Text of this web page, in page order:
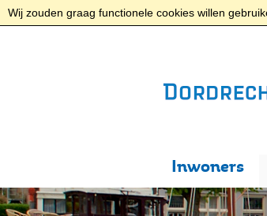
Wij zouden graag functionele cookies willen
Inwoners